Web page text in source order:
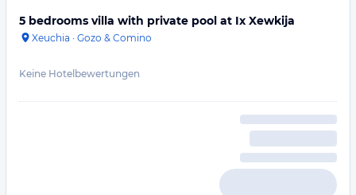
5 bedrooms villa with private pool at Ix Xewkija
Xeuchia · Gozo & Comino
Keine Hotelbewertungen